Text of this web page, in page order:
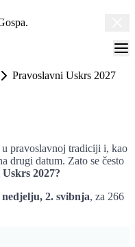
.
Pravoslavni Uskrs 2027
pravoslavnoj tradiciji i, kao
drugi datum. Zato se često
2027?
nedjelju, 2. svibnja, za 266